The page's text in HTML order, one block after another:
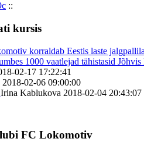
::
kursis
korraldab Eestis laste
1000 vaatlejad tähistasid Jõhvis
02-17 17:22:41
2018-02-06 09:00:00
Irina Kablukova 2018-02-04 20:43:07
FC Lokomotiv